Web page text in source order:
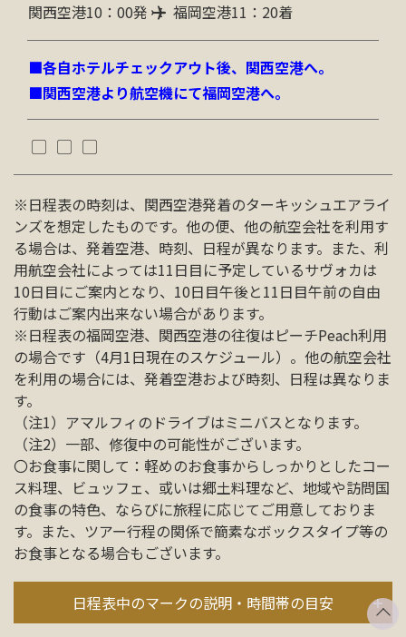
関西空港10：00発 福岡空港11：20着
■各自ホテルチェックアウト後、関西空港へ。
■関西空港より航空機にて福岡空港へ。
※日程表の時刻は、関西空港発着のターキッシュエアライ
ンズを想定したものです。他の便、他の航空会社を利用す
る場合は、発着空港、時刻、日程が異なります。また、利
用航空会社によっては11日目に予定しているサヴォカは
10日目にご案内となり、10日目午後と11日目午前の自由
行動はご案内出来ない場合があります。
※日程表の福岡空港、関西空港の往復はピーチPeach利用
の場合です（4月1日現在のスケジュール）。 他の航空会社
を利用の場合には、発着空港および時刻、日程は異なりま
す。
（注1）アマルフィのドライブはミニバスとなります。
（注2）一部、修復中の可能性がございます。
〇お食事に関して：軽めのお食事からしっかりとしたコー
ス料理、ビュッフェ、或いは郷土料理など、地域や訪問国
の食事の特色、ならびに旅程に応じてご用意しておりま
す。また、ツアー行程の関係で簡素なボックスタイプ等の
お食事となる場合もございます。
日程表中のマークの説明・時間帯の目安